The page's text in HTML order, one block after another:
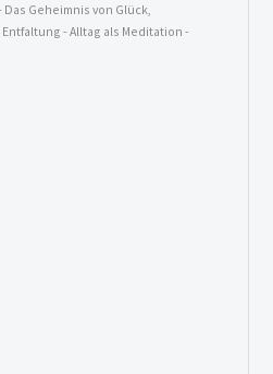
Geheimnis von Glück,
- Alltag als Meditation -